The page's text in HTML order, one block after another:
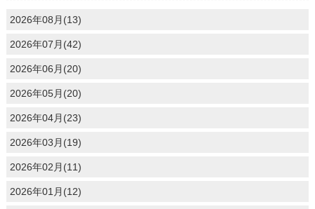
2026年08月(13)
2026年07月(42)
2026年06月(20)
2026年05月(20)
2026年04月(23)
2026年03月(19)
2026年02月(11)
2026年01月(12)